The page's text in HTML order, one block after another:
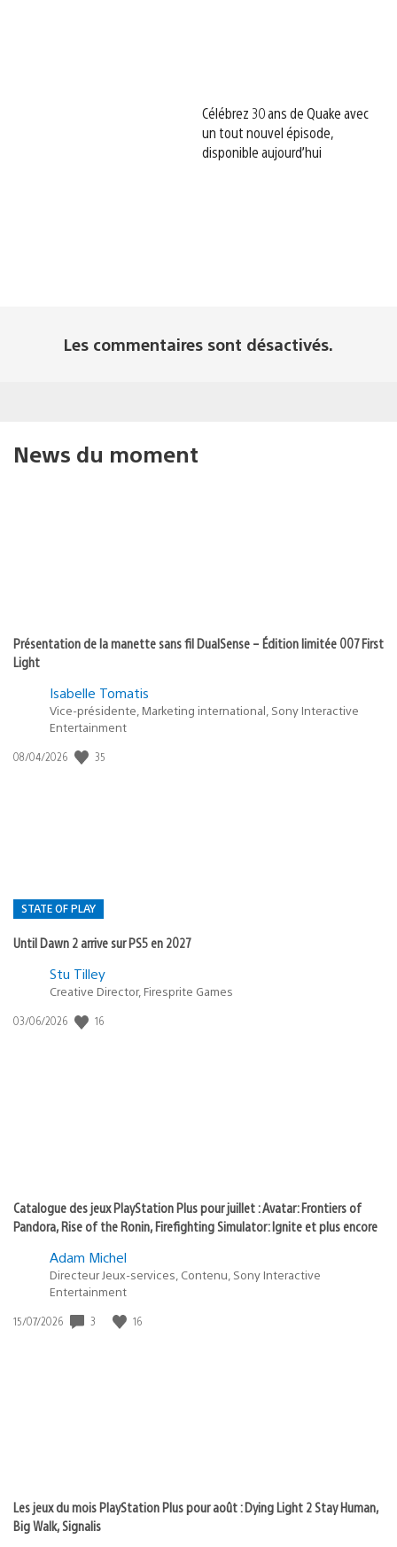
Célébrez 30 ans de Quake avec
un tout nouvel épisode,
disponible aujourd’hui
Les commentaires sont désactivés.
News du moment
Présentation de la manette sans fil DualSense – Édition limitée 007 First
Light
Isabelle Tomatis
Vice-présidente, Marketing international, Sony Interactive
Entertainment
Date
08/04/2026 35
STATE OF PLAY
Until Dawn 2 arrive sur PS5 en 2027
Postée
:
Stu Tilley
Creative Director, Firesprite Games
Date
03/06/2026 16
Catalogue des jeux PlayStation Plus pour juillet : Avatar: Frontiers of
Pandora, Rise of the Ronin, Firefighting Simulator: Ignite et plus encore
Adam Michel
Directeur Jeux-services, Contenu, Sony Interactive
Entertainment
Date
15/07/2026 3 16
Les jeux du mois PlayStation Plus pour août : Dying Light 2 Stay Human,
Big Walk, Signalis